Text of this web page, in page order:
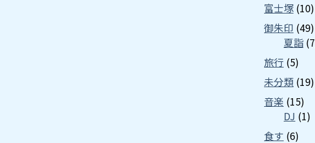
富士塚 (10)
御朱印 (49)
夏詣
旅行 (5)
未分類 (19)
音楽 (15)
DJ (1)
食す (6)